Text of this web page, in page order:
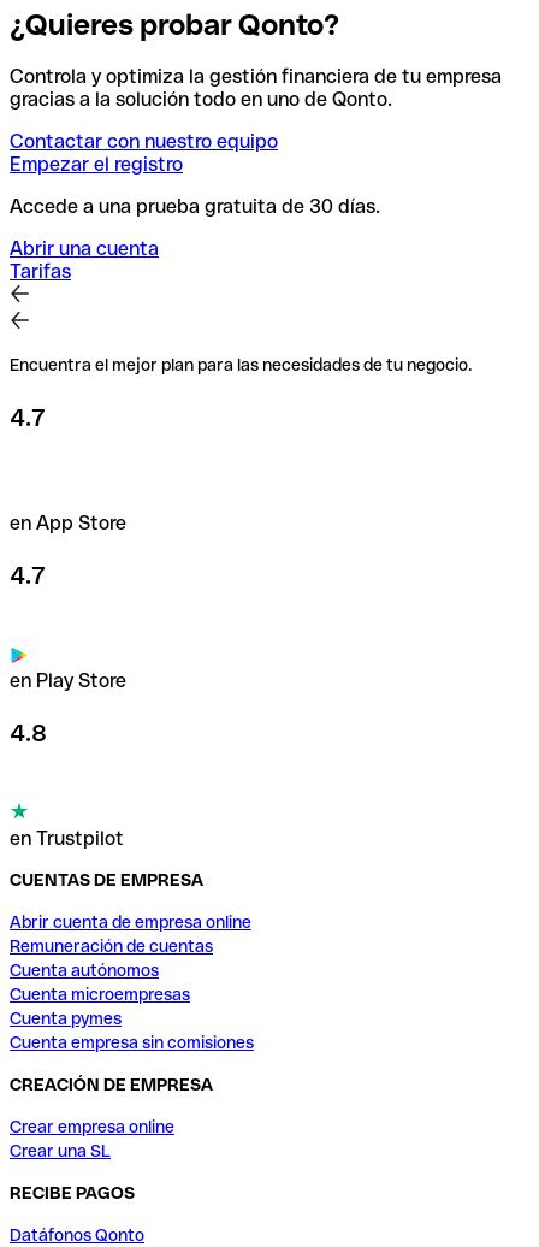
¿Quieres probar Qonto?
Controla y optimiza la gestión financiera de tu empresa
gracias a la solución todo en uno de Qonto.
Contactar con nuestro equipo
Empezar el registro
Accede a una prueba gratuita de 30 días.
Abrir una cuenta
Tarifas
Encuentra el mejor plan para las necesidades de tu negocio.
4.7
en App Store
4.7
en Play Store
4.8
en Trustpilot
CUENTAS DE EMPRESA
Abrir cuenta de empresa online
Remuneración de cuentas
Cuenta autónomos
Cuenta microempresas
Cuenta pymes
Cuenta empresa sin comisiones
CREACIÓN DE EMPRESA
Crear empresa online
Crear una SL
RECIBE PAGOS
Datáfonos Qonto